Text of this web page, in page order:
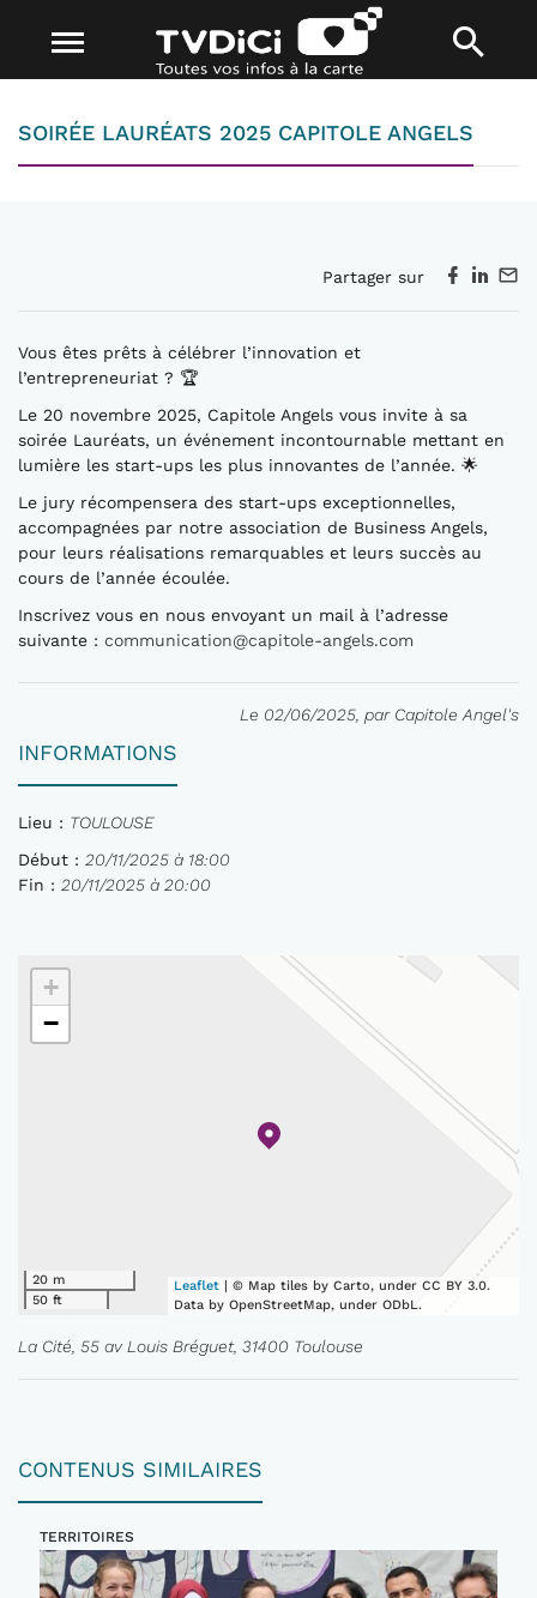
SOIRÉE LAURÉATS 2025 CAPITOLE ANGELS
Partager sur
Vous êtes prêts à célébrer l’innovation et
l’entrepreneuriat ? 🏆
Le 20 novembre 2025, Capitole Angels vous invite à sa
soirée Lauréats, un événement incontournable mettant en
lumière les start-ups les plus innovantes de l’année. 🌟
Le jury récompensera des start-ups exceptionnelles,
accompagnées par notre association de Business Angels,
pour leurs réalisations remarquables et leurs succès au
cours de l’année écoulée.
Inscrivez vous en nous envoyant un mail à l’adresse
suivante : communication@capitole-angels.com
Le 02/06/2025, par Capitole Angel's
INFORMATIONS
Lieu : TOULOUSE
Début : 20/11/2025 à 18:00
Fin : 20/11/2025 à 20:00
+
−
20 m
50 ft
Leaflet | © Map tiles by Carto, under CC BY 3.0.
Data by OpenStreetMap, under ODbL.
La Cité, 55 av Louis Bréguet, 31400 Toulouse
CONTENUS SIMILAIRES
TERRITOIRES